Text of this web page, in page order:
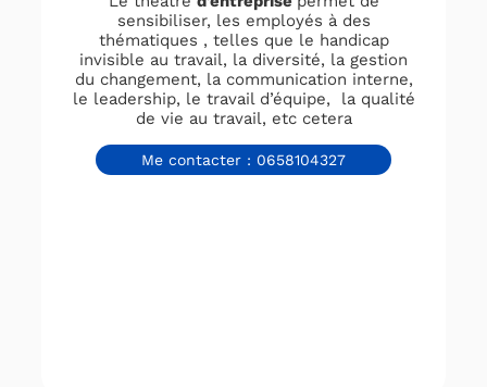
sensibiliser, les employés à des
thématiques , telles que le handicap
invisible au travail, la diversité, la gestion
du changement, la communication interne,
le leadership, le travail d’équipe, la qualité
de vie au travail, etc cetera
Me contacter : 0658104327